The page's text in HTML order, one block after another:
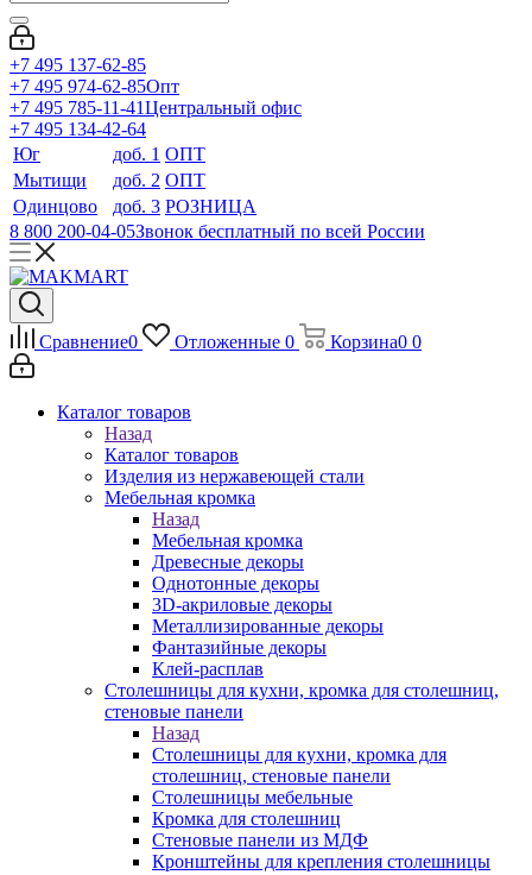
+7 495 137-62-85
+7 495 974-62-85Опт
+7 495 785-11-41Центральный офис
+7 495 134-42-64
Юг
доб. 1 ОПТ
Мытищи
доб. 2 ОПТ
Одинцово
доб. 3 РОЗНИЦА
8 800 200-04-05Звонок бесплатный по всей России
Сравнение0 Отложенные 0 Корзина0 0
Каталог товаров
Назад
Каталог товаров
Изделия из нержавеющей стали
Мебельная кромка
Назад
Мебельная кромка
Древесные декоры
Однотонные декоры
3D-акриловые декоры
Металлизированные декоры
Фантазийные декоры
Клей-расплав
Столешницы для кухни, кромка для столешниц,
стеновые панели
Назад
Столешницы для кухни, кромка для
столешниц, стеновые панели
Столешницы мебельные
Кромка для столешниц
Стеновые панели из МДФ
Кронштейны для крепления столешницы